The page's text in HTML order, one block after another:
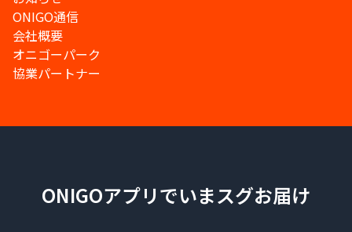
ONIGO通信
会社概要
オニゴーパーク
協業パートナー
ONIGOアプリでいまスグお届け